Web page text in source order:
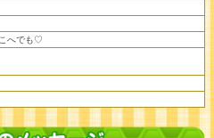
へでも♡